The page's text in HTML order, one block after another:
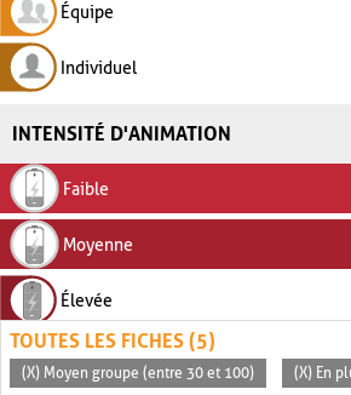
Équipe
Individuel
INTENSITÉ D'ANIMATION
Faible
Moyenne
Élevée
TOUTES LES FICHES (5)
(X) Moyen groupe (entre 30 et 100) (X) En